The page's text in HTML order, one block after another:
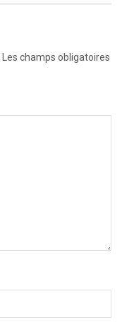
Les champs obligatoires